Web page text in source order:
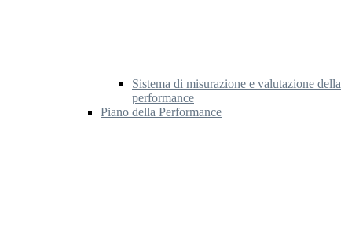
Sistema di misurazione e valutazione della
performance
Piano della Performance